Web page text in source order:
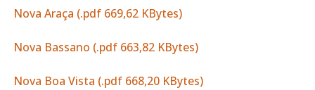
Nova Araça (.pdf 669,62 KBytes)
Nova Bassano (.pdf 663,82 KBytes)
Nova Boa Vista (.pdf 668,20 KBytes)